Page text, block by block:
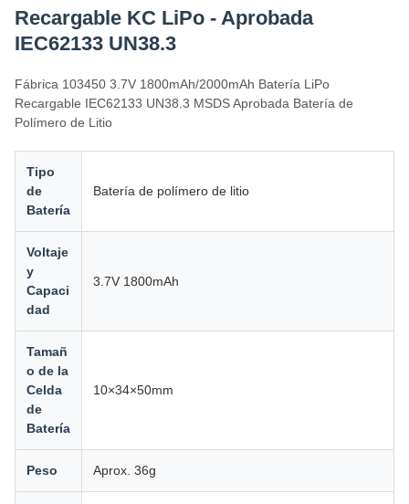
Recargable KC LiPo - Aprobada
IEC62133 UN38.3
Fábrica 103450 3.7V 1800mAh/2000mAh Batería LiPo
Recargable IEC62133 UN38.3 MSDS Aprobada Batería de
Polímero de Litio
Tipo
de
Batería
Batería de polímero de litio
Voltaje
y
Capaci
dad
3.7V 1800mAh
Tamañ
o de la
Celda
de
Batería
10×34×50mm
Peso Aprox. 36g